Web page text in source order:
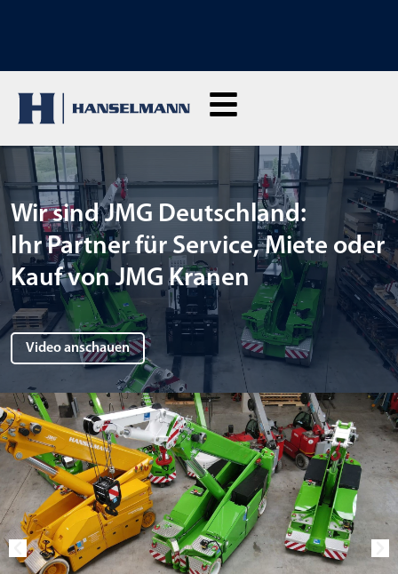
ENTDECKE UNSERE VERKAUFSMASCHINEN: Hier klicken und unseren
Wir sind JMG Deutschland:
Ihr Partner für Service, Miete oder
Kauf von JMG Kranen
Video anschauen